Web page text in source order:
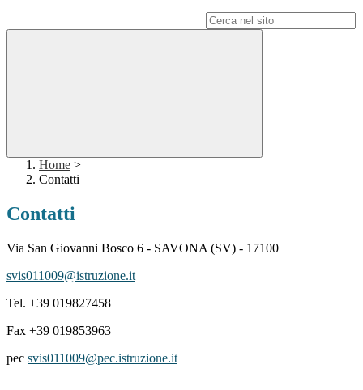
Home >
Contatti
Contatti
Via San Giovanni Bosco 6 - SAVONA (SV) - 17100
svis011009@istruzione.it
Tel. +39 019827458
Fax +39 019853963
pec svis011009@pec.istruzione.it